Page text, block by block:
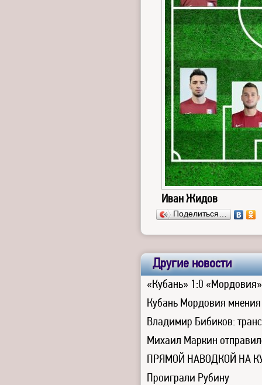
Иван Жидов
Поделиться…
Другие новости
«Кубань» 1:0
Кубань Мордовия
Владимир Бибиков:
Михаил Маркин
ПРЯМОЙ НАВОДКОЙ НА
Проиграли Рубину